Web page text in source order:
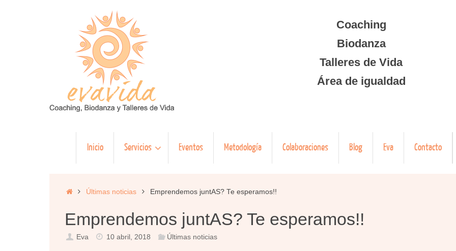
Coaching
Biodanza
Talleres de Vida
Área de igualdad
Inicio Servicios Eventos Metodología Colaboraciones Blog Eva Contacto
InicioÚltimas noticias Emprendemos juntAS? Te esperamos!!
Emprendemos juntAS? Te esperamos!!
Eva 10 abril, 2018 Últimas noticias